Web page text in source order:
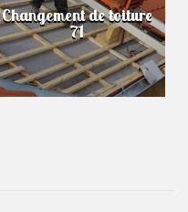
Changement de toiture
71